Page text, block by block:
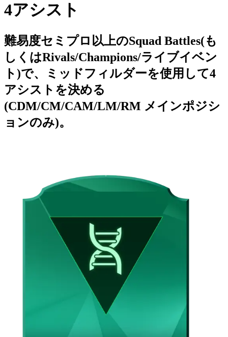
4アシスト
難易度セミプロ以上のSquad Battles(も
しくはRivals/Champions/ライブイベン
ト)で、ミッドフィルダーを使用して4
アシストを決める
(CDM/CM/CAM/LM/RM メインポジシ
ョンのみ)。